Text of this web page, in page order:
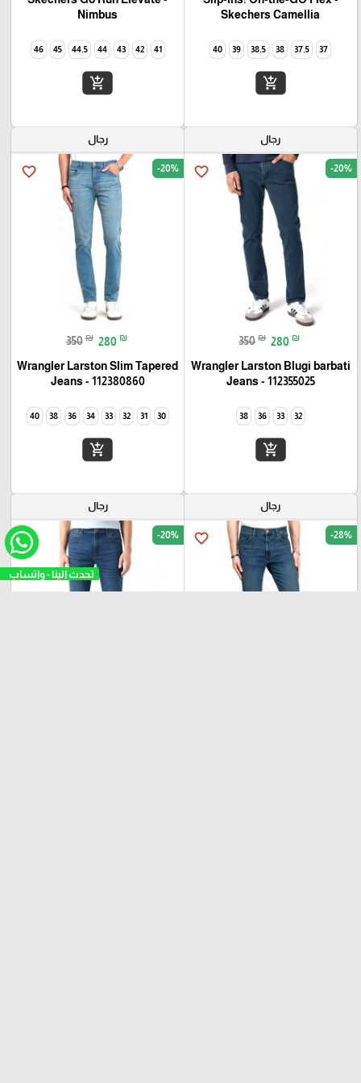
تحدث
Camellia‏ Skechers
37
37.5
38
38.5
39
40
add_shopping_cart
Nimbus
41
42
43
44
44.5
45
46
add_shopping_cart
رجال
favorite_border -20%
350 ₪ 280 ₪
Wrangler Larston Blugi barbati
Jeans - 112355025
32
33
36
38
add_shopping_cart
رجال
favorite_border -20%
350 ₪ 280 ₪
Wrangler Larston Slim Tapered
Jeans - 112380860
30
31
32
33
34
36
38
40
add_shopping_cart
رجال
favorite_border -28%
رجال
favorite_border -20%